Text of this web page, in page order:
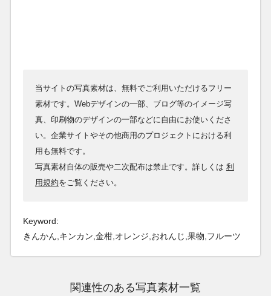
当サイトの写真素材は、無料でご利用いただけるフリー
素材です。Webデザインの一部、ブログ等のイメージ写
真、印刷物のデザインの一部などに自由にお使いくださ
い。企業サイトやその他商用のプロジェクトにおける利
用も無料です。
写真素材自体の販売や二次配布は禁止です。詳しくは 利
用規約をご覧ください。
Keyword:
きんかん,キンカン,金柑,オレンジ,おれんじ,果物,フルーツ
関連性のある写真素材一覧